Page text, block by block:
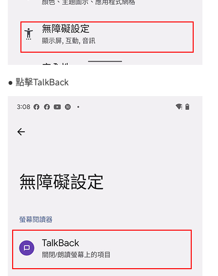
● 點擊TalkBack